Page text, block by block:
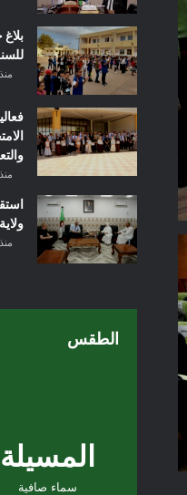
للسنة
الطقس
المسيلة
سماء صافية